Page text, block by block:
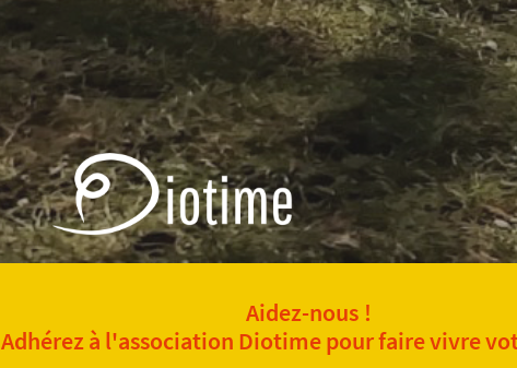
Aidez-nous !
Adhérez à l'association Diotime pour faire vivre